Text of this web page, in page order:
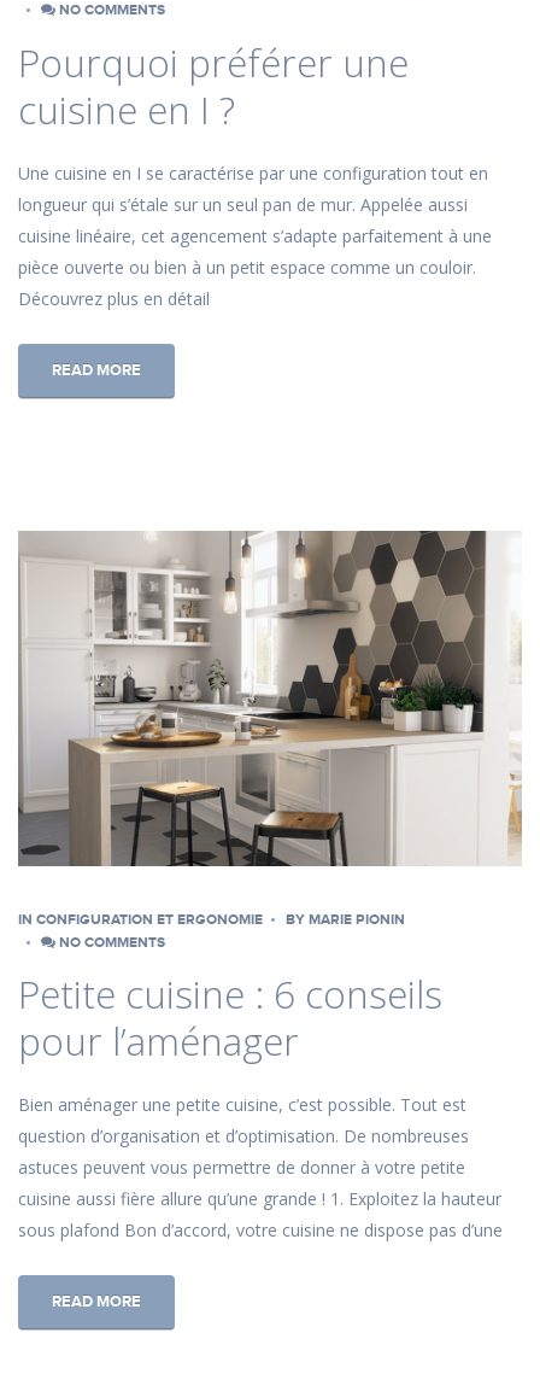
NO COMMENTS
Pourquoi préférer une
cuisine en I ?
Une cuisine en I se caractérise par une configuration tout en
longueur qui s’étale sur un seul pan de mur. Appelée aussi
cuisine linéaire, cet agencement s’adapte parfaitement à une
pièce ouverte ou bien à un petit espace comme un couloir.
Découvrez plus en détail
READ MORE
IN CONFIGURATION ET ERGONOMIE BY MARIE PIONIN
NO COMMENTS
Petite cuisine : 6 conseils
pour l’aménager
Bien aménager une petite cuisine, c’est possible. Tout est
question d’organisation et d’optimisation. De nombreuses
astuces peuvent vous permettre de donner à votre petite
cuisine aussi fière allure qu’une grande ! 1. Exploitez la hauteur
sous plafond Bon d’accord, votre cuisine ne dispose pas d’une
READ MORE